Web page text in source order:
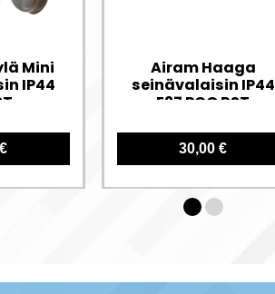
Mini
IP44
Airam Haaga
seinävalaisin IP44
E27 PCO RST
30,00 €